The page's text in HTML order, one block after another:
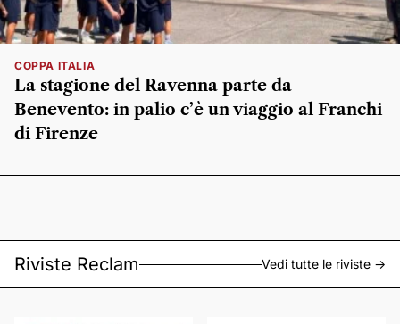
COPPA ITALIA
La stagione del Ravenna parte da
Benevento: in palio c’è un viaggio al Franchi
di Firenze
Riviste Reclam Vedi tutte le riviste ->